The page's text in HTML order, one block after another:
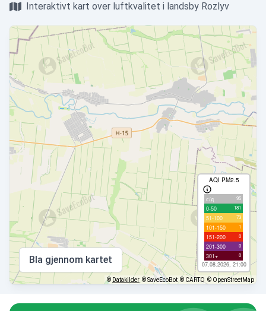
Interaktivt kart over luftkvalitet i landsby Rozlyv
AQI PM2.5
с/д 95
0-50 181
51-100 73
101-150 1
151-200 0
201-300 0
301+ 0
07.08.2026, 21:00
Bla gjennom kartet
© Datakilder © SaveEcoBot © CARTO © OpenStreetMap